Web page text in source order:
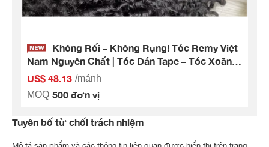
Không Rối – Không Rụng! Tóc Remy Việt
Nam Nguyên Chất | Tóc Dán Tape – Tóc Xoăn
Kiểu Miến Điện
US$ 48.13 /mảnh
MOQ 500 đơn vị
Tuyên bố từ chối trách nhiệm